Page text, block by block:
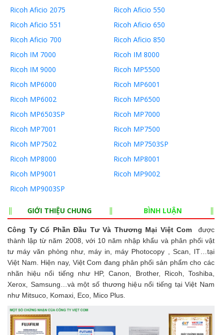
Ricoh Aficio 2075
Ricoh Aficio 550
Ricoh Aficio 551
Ricoh Aficio 650
Ricoh Aficio 700
Ricoh Aficio 850
Ricoh IM 7000
Ricoh IM 8000
Ricoh IM 9000
Ricoh MP5500
Ricoh MP6000
Ricoh MP6001
Ricoh MP6002
Ricoh MP6500
Ricoh MP6503SP
Ricoh MP7000
Ricoh MP7001
Ricoh MP7500
Ricoh MP7502
Ricoh MP7503SP
Ricoh MP8000
Ricoh MP8001
Ricoh MP9001
Ricoh MP9002
Ricoh MP9003SP
GIỚI THIỆU CHUNG BÌNH LUẬN
Công Ty Cổ Phần Đầu Tư Và Thương Mại Việt Com được
thành lập từ năm 2008, với 10 năm nhập khẩu và phân phối vật
tư máy văn phòng như, máy in, máy Photocopy , Scan, IT…tại
Việt Nam. Hiện nay, Việt Com đang phân phối sản phẩm cho các
nhãn hiệu nổi tiếng như HP, Canon, Brother, Ricoh, Toshiba,
Xerox, Samsung…và một số thương hiệu nổi tiếng tại Việt Nam
như Mitsuco, Komaxi, Eco, Mico Plus.